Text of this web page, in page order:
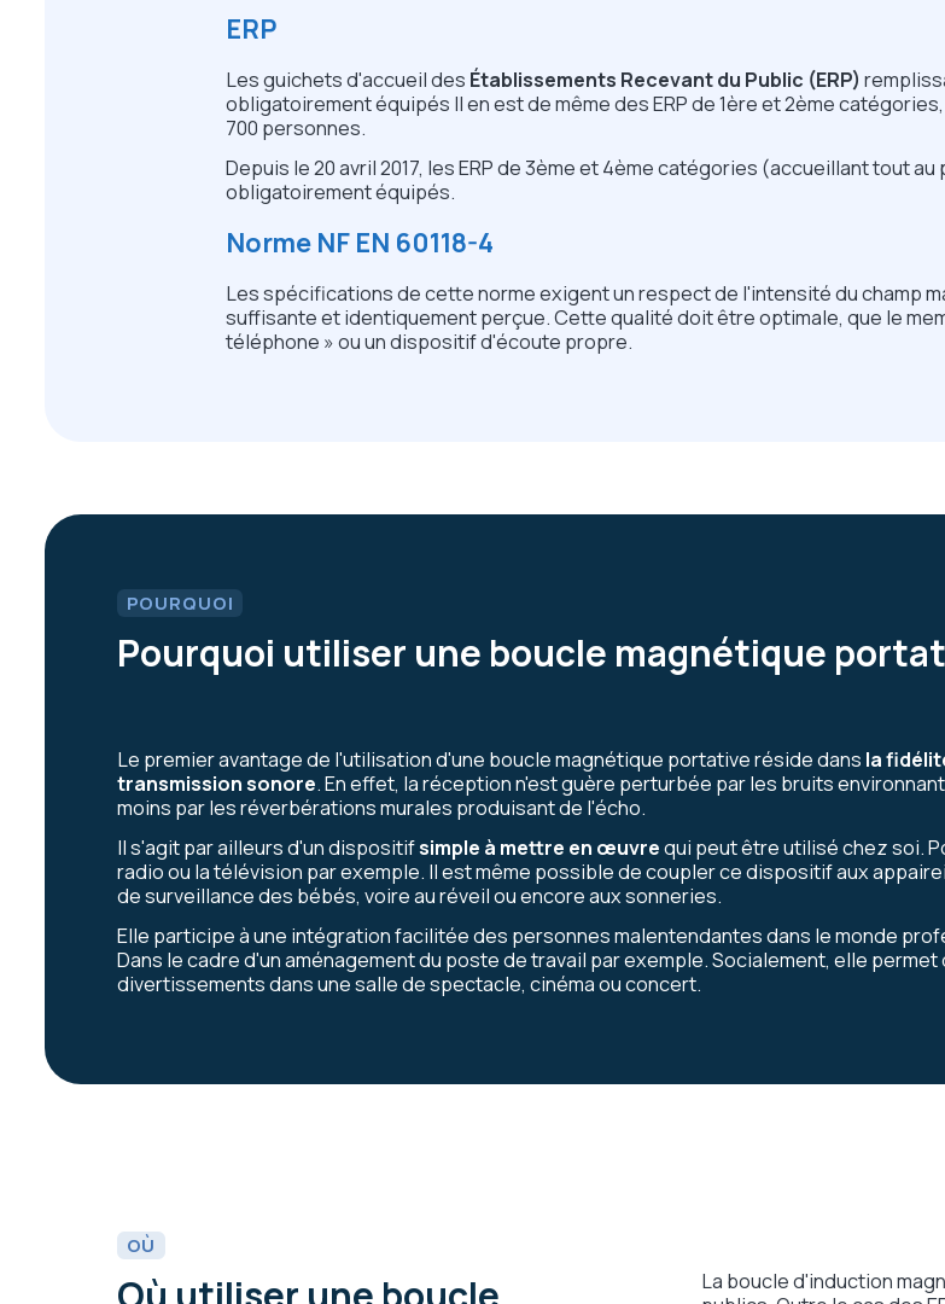
ERP
Les guichets d'accueil des Établissements Recevant du Public (ERP)
obligatoirement équipés Il en est de même des ERP de 1ère et 2ème
700 personnes.
Depuis le 20 avril 2017, les ERP de 3ème et 4ème catégories (accueillant tout
obligatoirement équipés.
Norme NF EN 60118-4
Les spécifications de cette norme exigent un respect de l'intensité du champ
suffisante et identiquement perçue. Cette qualité doit être optimale, que le
téléphone » ou un dispositif d'écoute propre.
POURQUOI
Pourquoi utiliser une boucle magnétique
Le premier avantage de l'utilisation d'une boucle magnétique portative réside dans la
transmission sonore. En effet, la réception n'est guère perturbée par les bruits
moins par les réverbérations murales produisant de l'écho.
Il s'agit par ailleurs d'un dispositifsimple à mettre en œuvrequi peut être utilisé chez soi.
radio ou la télévision par exemple. Il est même possible de coupler ce dispositif aux
de surveillance des bébés, voire au réveil ou encore aux sonneries.
Elle participe à une intégration facilitée des personnes malentendantes dans le monde
Dans le cadre d'un aménagement du poste de travail par exemple. Socialement, elle
divertissements dans une salle de spectacle, cinéma ou concert.
OÙ
La boucle d'induction